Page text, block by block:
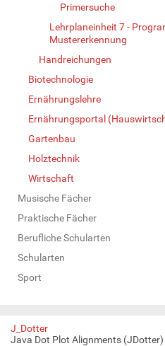
Primersuche
Lehrplaneinheit 7 -
Mustererkennung
Handreichungen
Biotechnologie
Ernährungslehre
Ernährungsportal
Gartenbau
Holztechnik
Wirtschaft
Musische Fächer
Praktische Fächer
Berufliche Schularten
Schularten
Sport
J_Dotter
Java Dot Plot Alignments